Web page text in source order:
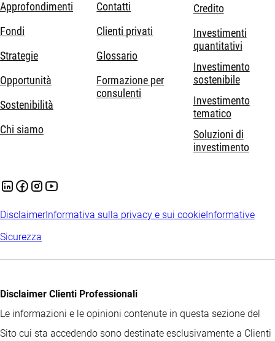
Approfondimenti
Fondi
Strategie
Opportunità
Sostenibilità
Chi siamo
Contatti
Clienti privati
Glossario
Formazione per
consulenti
Credito
Investimenti
quantitativi
Investimento
sostenibile
Investimento
tematico
Soluzioni di
investimento
DisclaimerInformativa sulla privacy e sui cookie Informative
Sicurezza
Disclaimer Clienti Professionali
Le informazioni e le opinioni contenute in questa sezione del
Sito cui sta accedendo sono destinate esclusivamente a Clienti